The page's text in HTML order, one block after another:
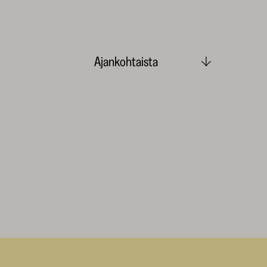
Ajankohtaista